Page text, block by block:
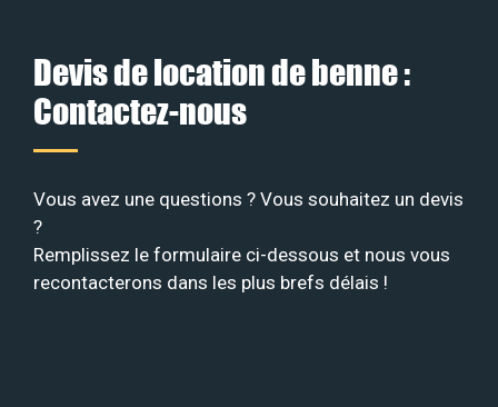
Devis de location de benne :
Contactez-nous
Vous avez une questions ? Vous souhaitez un devis
?
Remplissez le formulaire ci-dessous et nous vous
recontacterons dans les plus brefs délais !